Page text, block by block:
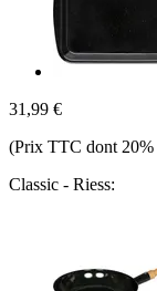
31,99 €
(Prix TTC dont
Classic - Riess: